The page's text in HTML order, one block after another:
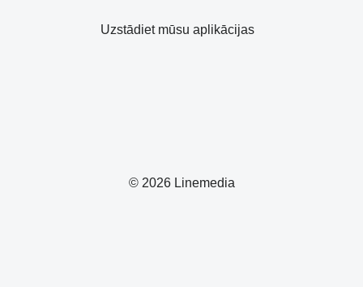
© 2026 Linemedia
Uzstādiet mūsu aplikācijas